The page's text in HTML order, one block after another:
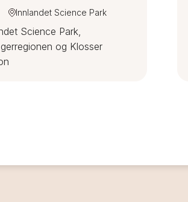
Innlandet Science Park
Science Park,
og Klosser